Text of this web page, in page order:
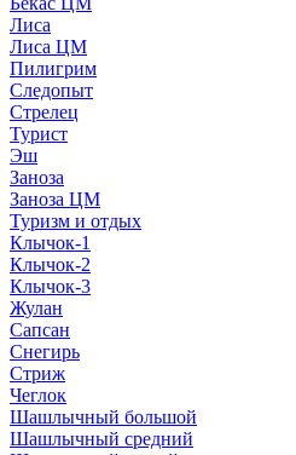
Лиса
Лиса ЦМ
Пилигрим
Следопыт
Стрелец
Турист
Эш
Заноза
Заноза ЦМ
Туризм и отдых
Клычок-1
Клычок-2
Клычок-3
Жулан
Сапсан
Снегирь
Стриж
Чеглок
Шашлычный большой
Шашлычный средний